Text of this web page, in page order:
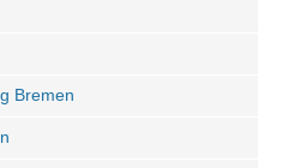
Bremen